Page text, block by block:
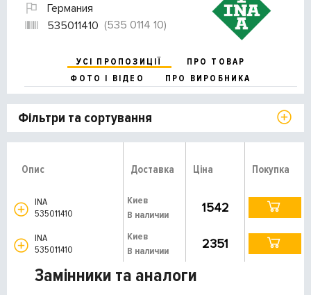
Германия
535011410 (535 0114 10)
УСІ ПРОПОЗИЦІЇ
ПРО ТОВАР
ФОТО І ВІДЕО
ПРО ВИРОБНИКА
Фільтри та сортування
Опис Доставка Ціна Покупка
INA
535011410
Киев
В наличии
1542
INA
535011410
Киев
В наличии
2351
Замінники та аналоги